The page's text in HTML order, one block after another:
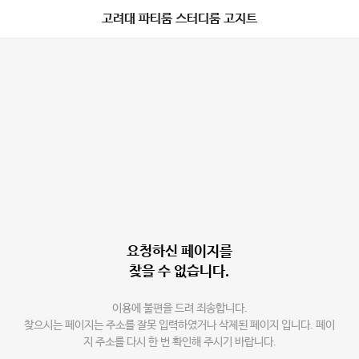
고려대 파티룸 스터디룸 고지트
요청하신 페이지를
찾을 수 없습니다.
이용에 불편을 드려 죄송합니다.
찾으시는 페이지는 주소를 잘못 입력하였거나 삭제된 페이지 입니다. 페이
지 주소를 다시 한 번 확인해 주시기 바랍니다.